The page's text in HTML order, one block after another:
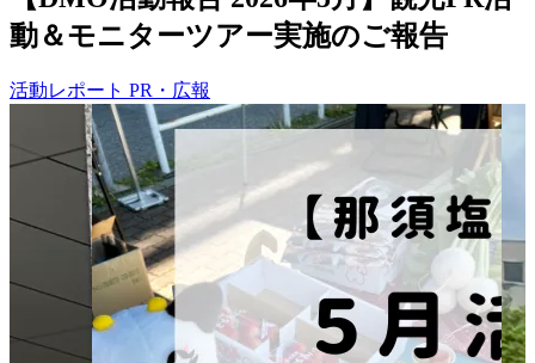
動＆モニターツアー実施のご報告
活動レポート PR・広報